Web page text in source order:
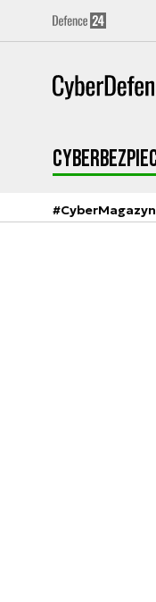
#CyberMagazyn